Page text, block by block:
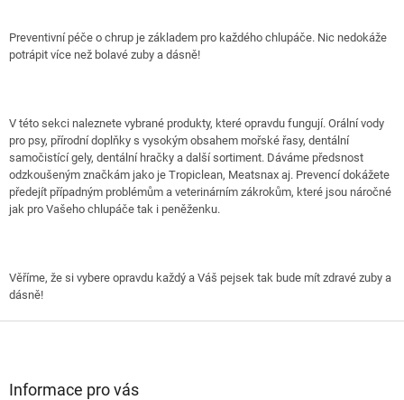
c
í
k
y
v
ý
p
i
Preventivní péče o chrup je základem pro každého chlupáče. Nic nedokáže
potrápit více než bolavé zuby a dásně!
V této sekci naleznete vybrané produkty, které opravdu fungují. Orální vody
pro psy, přírodní doplňky s vysokým obsahem mořské řasy, dentální
samočistící gely, dentální hračky a další sortiment. Dáváme předsnost
odzkoušeným značkám jako je Tropiclean, Meatsnax aj. Prevencí dokážete
předejít případným problémům a veterinárním zákrokům, které jsou náročné
jak pro Vašeho chlupáče tak i peněženku.
Věříme, že si vybere opravdu každý a Váš pejsek tak bude mít zdravé zuby a
dásně!
Informace pro vás